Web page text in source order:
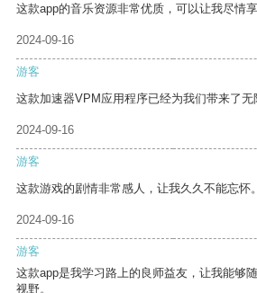
这款app的音乐资源非常优质，可以让我尽情享
2024-09-16
游客
这款加速器VPM应用程序已经为我们带来了无
2024-09-16
游客
这款游戏的剧情非常感人，让我久久不能忘怀。
2024-09-16
游客
这款app是我学习路上的良师益友，让我能够
视野。